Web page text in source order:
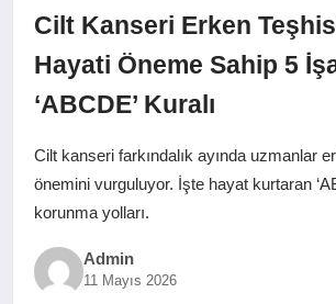
SPOR
EKONOMI
SAĞLIK
Cilt Kanseri Erken
Hayati Öneme Sahip 5
‘ABCDE’ Kuralı
Cilt kanseri farkındalık ayında uzmanlar
önemini vurguluyor. İşte hayat kurtaran
korunma yolları.
Admin
11 Mayıs 2026